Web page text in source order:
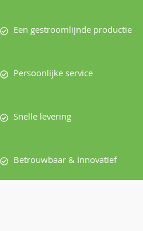
Een gestroomlijnde productie
Persoonlijke service
Snelle levering
Betrouwbaar & Innovatief